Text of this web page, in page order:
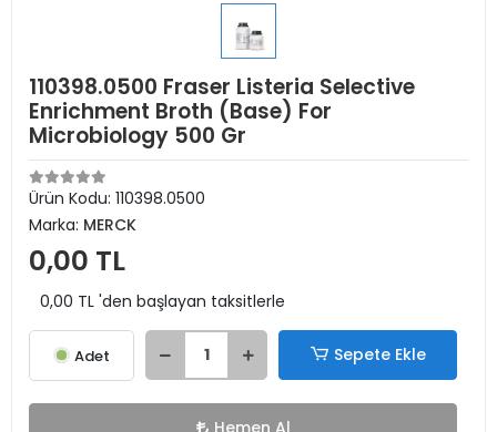
110398.0500 Fraser Listeria Selective
Enrichment Broth (Base) For
Microbiology 500 Gr
Ürün Kodu: 110398.0500
Marka: MERCK
0,00 TL
0,00 TL 'den başlayan taksitlerle
Adet Sepete Ekle
Hemen Al